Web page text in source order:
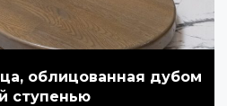
облицованная дубом
ступенью